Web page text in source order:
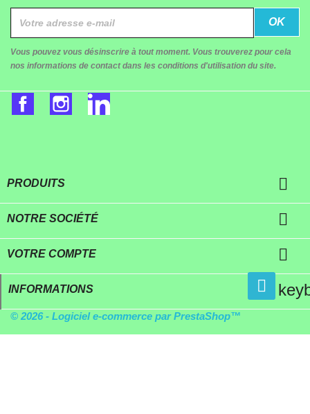
Vous pouvez vous désinscrire à tout moment. Vous trouverez pour cela
nos informations de contact dans les conditions d'utilisation du site.
FacebookInstagram
PRODUITS 
NOTRE SOCIÉTÉ 
VOTRE COMPTE 
INFORMATIONS
© 2026 - Logiciel e-commerce par PrestaShop™